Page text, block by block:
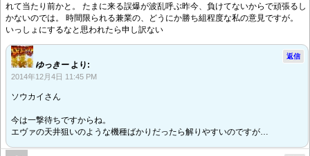
れて当たり前かと。 たまに来る誤爆が波乱呼ぶ昨今、負けてないからで頑張るし
かないのでは。 時間限られる兼業の、どうにか勝ち組程度な私の意見ですが。
いっしょにするなと思われたら申し訳ない
ゆっきー より:
2014年12月4日 11:45 PM
ソウカイさん
今は一撃待ちですからね。
エヴァの天井狙いのような機種ばかりだったら解りやすいのですが…
返信